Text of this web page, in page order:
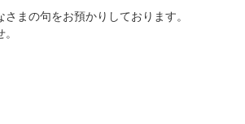
まの句をお預かりしております。